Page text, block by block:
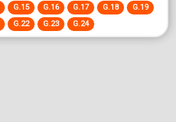
G.15 G.16 G.17 G.18
G.19
G.22 G.23 G.24